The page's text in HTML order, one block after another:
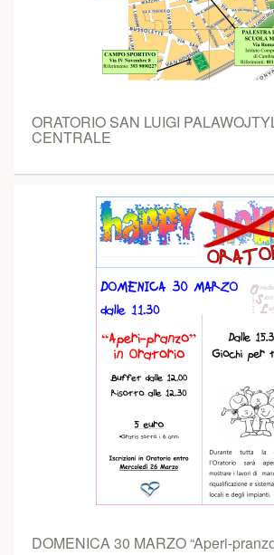
ORATORIO SAN LUIGI
CENTRALE
DOMENICA 30 MARZO “Aperi-